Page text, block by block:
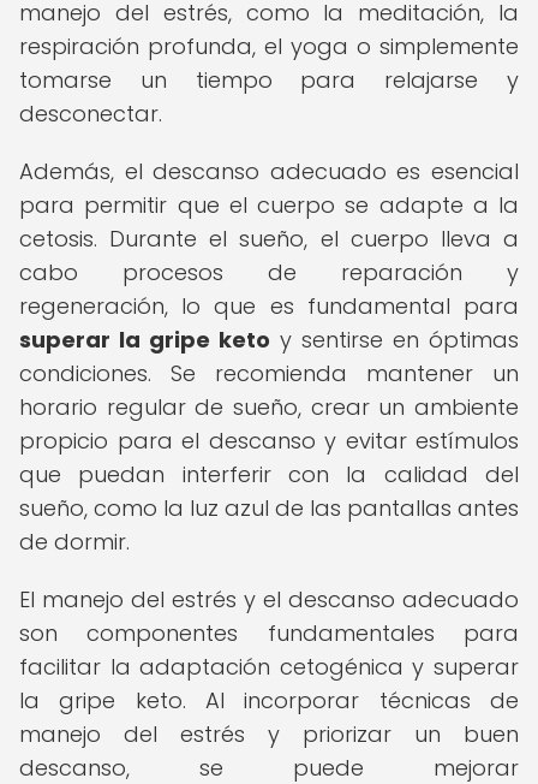
manejo del estrés, como la meditación, la
respiración profunda, el yoga o simplemente
tomarse un tiempo para relajarse y
desconectar.
Además, el descanso adecuado es esencial
para permitir que el cuerpo se adapte a la
cetosis. Durante el sueño, el cuerpo lleva a
cabo procesos de reparación y
regeneración, lo que es fundamental para
superar la gripe keto y sentirse en óptimas
condiciones. Se recomienda mantener un
horario regular de sueño, crear un ambiente
propicio para el descanso y evitar estímulos
que puedan interferir con la calidad del
sueño, como la luz azul de las pantallas antes
de dormir.
El manejo del estrés y el descanso adecuado
son componentes fundamentales para
facilitar la adaptación cetogénica y superar
la gripe keto. Al incorporar técnicas de
manejo del estrés y priorizar un buen
descanso, se puede mejorar